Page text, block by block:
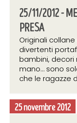
25 novembre 2012
25/11/2012 -
PRESA
Originali
divertenti
bambini, decori
mano… sono
che le ragazze